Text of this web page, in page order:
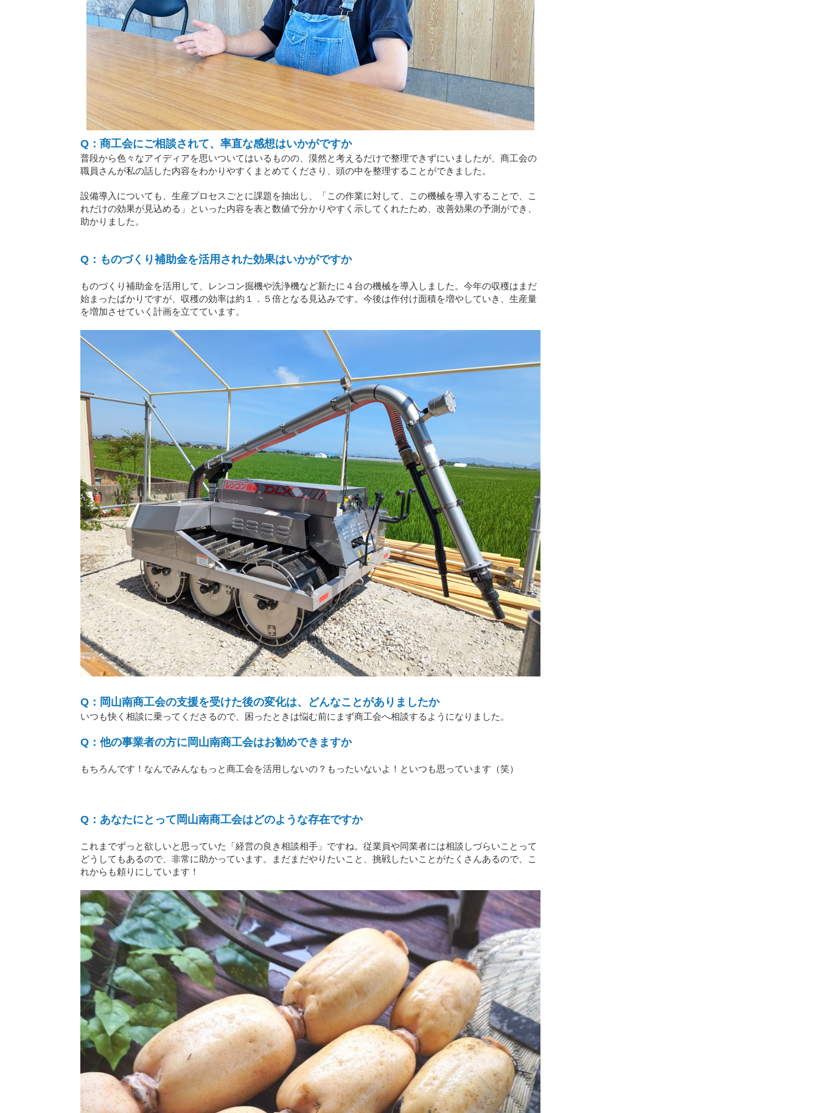
Q：商工会にご相談されて、率直な感想はいかがですか
普段から色々なアイディアを思いついてはいるものの、漠然と考えるだけで整理できずにいましたが、商工会の
職員さんが私の話した内容をわかりやすくまとめてくださり、頭の中を整理することができました。
設備導入についても、生産プロセスごとに課題を抽出し、「この作業に対して、この機械を導入することで、こ
れだけの効果が見込める」といった内容を表と数値で分かりやすく示してくれたため、改善効果の予測ができ、
助かりました。
Q：ものづくり補助金を活用された効果はいかがですか
ものづくり補助金を活用して、レンコン掘機や洗浄機など新たに４台の機械を導入しました。今年の収穫はまだ
始まったばかりですが、収穫の効率は約１．５倍となる見込みです。今後は作付け面積を増やしていき、生産量
を増加させていく計画を立てています。
Q：岡山南商工会の支援を受けた後の変化は、どんなことがありましたか
いつも快く相談に乗ってくださるので、困ったときは悩む前にまず商工会へ相談するようになりました。
Q：他の事業者の方に岡山南商工会はお勧めできますか
もちろんです！なんでみんなもっと商工会を活用しないの？もったいないよ！といつも思っています（笑）
Q：あなたにとって岡山南商工会はどのような存在ですか
これまでずっと欲しいと思っていた「経営の良き相談相手」ですね。従業員や同業者には相談しづらいことって
どうしてもあるので、非常に助かっています。まだまだやりたいこと、挑戦したいことがたくさんあるので、こ
れからも頼りにしています！